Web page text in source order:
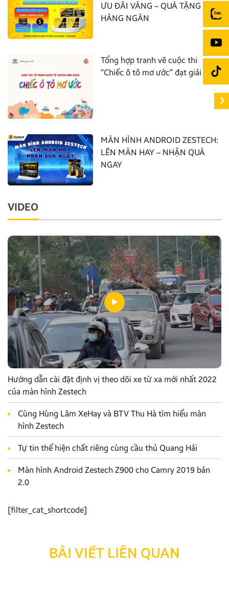
ƯU ĐÃI VÀNG – QUÀ TẶNG
HÀNG NGÀN
Tổng hợp tranh vẽ cuộc thi
“Chiếc ô tô mơ ước” đạt giải nhất
MÀN HÌNH ANDROID ZESTECH:
LÊN MÀN HAY – NHẬN QUÀ
NGAY
VIDEO
Hướng dẫn cài đặt định vị theo dõi xe từ xa mới nhất 2022
của màn hình Zestech
Cùng Hùng Lâm XeHay và BTV Thu Hà tìm hiểu màn
hình Zestech
Tự tin thể hiện chất riêng cùng cầu thủ Quang Hải
Màn hình Android Zestech Z900 cho Camry 2019 bản
2.0
[filter_cat_shortcode]
BÀI VIẾT LIÊN QUAN